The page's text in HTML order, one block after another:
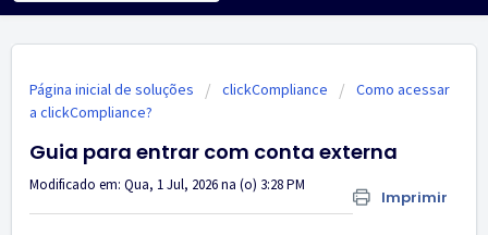
Página inicial de soluções clickCompliance
Como acessar
a clickCompliance?
Guia para entrar com conta externa
Imprimir
Modificado em: Qua, 1 Jul, 2026 na (o) 3:28 PM